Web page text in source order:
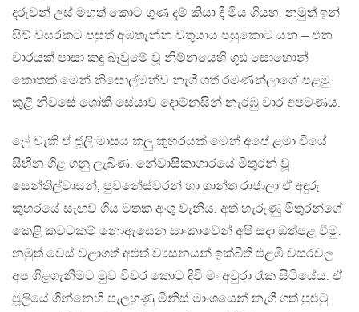
දරුවන් උස් මහත් කොට ගුණ දම් කියා දී මිය ගියහ. නමුත් ඉන්
සිව් වසරකට පසුත් අඹතැන්න වතුයාය පසුකොට යන – එන
වාරයක් පාසා කඳු බෑවුමේ වූ නිම්නයෙහි ගූඪ සොහොන්
කොතක් මෙන් නිසොල්මන්ව නැගී ගත් රමණන්ලාගේ පළමු
කුළී නිවසේ ශෝකී සේයාව දොම්නසින් නැරඹු වාර අපමණය.
ලේ වැකි ඒ ජූලි මාසය කලු කුහරයක් මෙන් අපේ ළමා වියේ
සිහින ගිළ ගනු ලැබිණ. නේවාසිකාගාරයේ මිතුරන් වූ
සෙන්තිල්වාසන්, පුවනේස්වරන් හා ශාන්ත රාජාලා ඒ අඳුරු
කුහරයේ සැඟව ගිය මතක අංශු වැනිය. අත් හැරුණු මිතුරන්ගේ
කෙළි කවටකම් නොඇසෙන සාංකාවෙන් අපි සදා ඔත්පළ වීමු.
නමුත් වෙස් වළාගත් අළුත් ව්‍යසනයන් ඉක්බිති එළඹි වසරවල
අප ගිළගැනීමට මුව විවර කොට දිවි මං අවුරා රැක සිටියේය. ඒ
ජූලියේ ගින්නෙහි පැලහුණු මිනිස් මාංශයෙන් නැගී ගත් පුළුටු